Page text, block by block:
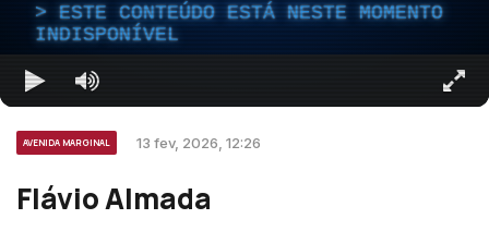
ESTE CONTEÚDO ESTÁ NESTE MOMENTO
INDISPONÍVEL
AVENIDA MARGINAL 13 fev, 2026, 12:26
Flávio Almada